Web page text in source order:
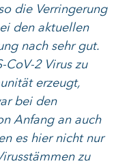
die Verringerung
den aktuellen
nach sehr gut.
CoV-2 Virus zu
erzeugt,
bei den
Anfang an auch
es hier nicht nur
zu